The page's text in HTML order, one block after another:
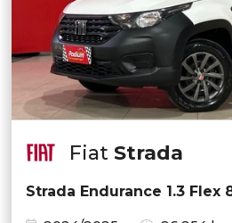
Fiat Strada
Strada Endurance 1.3 Flex